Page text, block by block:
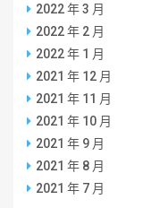
2022 年 3 月
2022 年 2 月
2022 年 1 月
2021 年 12 月
2021 年 11 月
2021 年 10 月
2021 年 9 月
2021 年 8 月
2021 年 7 月